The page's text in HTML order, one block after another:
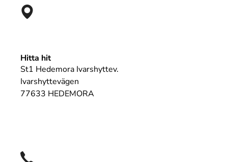
Hitta hit
St1 Hedemora Ivarshyttev.
Ivarshyttevägen
77633 HEDEMORA